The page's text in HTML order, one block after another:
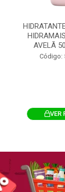
AVELÃ
Código:
VER